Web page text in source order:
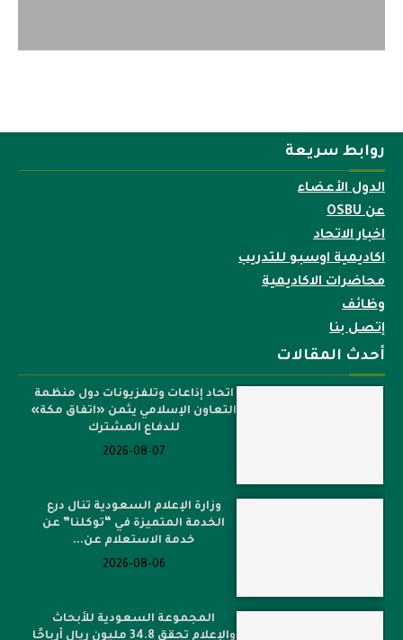
روابط سريعة
الدول الأعضاء
عن OSBU
اخبار الاتحاد
اكاديمية اوسبو للتدريب
محاضرات الاكاديمية
وظائف
إتصل بنا
أحدث المقالات
اتحاد إذاعات وتلفزيونات دول منظمة
التعاون الإسلامي يثمن «اتفاق مكة»
للدفاع المشترك
2026-08-07
وزارة الإعلام السعودية تنال درع
الخدمة المتميزة في “توكلنا” عن
خدمة الاستعلام عن...
2026-08-06
المجموعة السعودية للأبحاث
والإعلام تحقق 34.8 مليون ريال أرباحًا